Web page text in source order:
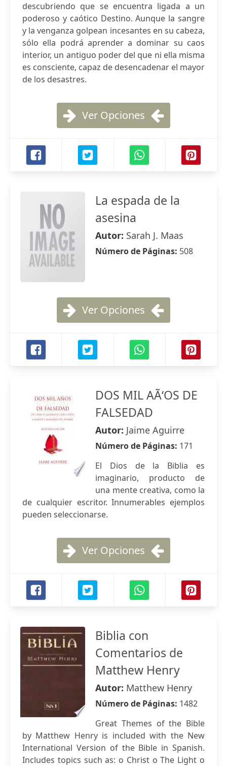
descubriendo que se encuentra ligada a un
poderoso y caótico Destino. Aunque la sangre
y la venganza golpean incesantes en su cabeza,
sólo ella podrá aprender a dominar su caos
interior, un antiguo poder del que ni ella misma
es consciente, capaz de desencadenar el mayor
de los desastres.
Ver Opciones
La espada de la
asesina
Autor: Sarah J. Maas
Número de Páginas: 508
Ver Opciones
DOS MIL AÃ‘OS DE
FALSEDAD
Autor: Jaime Aguirre
Número de Páginas: 171
El Dios de la Biblia es
imaginario, producto de
una mente creativa, como la
de cualquier escritor. Innumerables ejemplos
pueden seleccionarse.
Ver Opciones
Biblia con
Comentarios de
Matthew Henry
Autor: Matthew Henry
Número de Páginas: 1482
Great Themes of the Bible
by Matthew Henry is included with the New
International Version of the Bible in Spanish.
Includes topics such as: o Christ o The Light o